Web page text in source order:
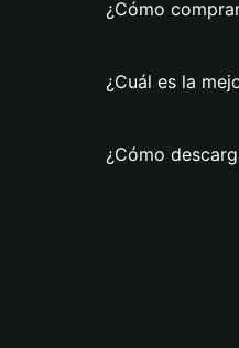
¿Cómo
¿Cuál es la
¿Cómo